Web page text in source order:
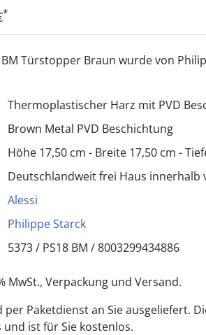
*
BM Türstopper Braun wurde von
Thermoplastischer Harz mit PVD
Brown Metal PVD Beschichtung
Höhe 17,50 cm - Breite 17,50 cm -
Deutschlandweit frei Haus innerhalb
Alessi
Philippe Starck
5373 / PS18 BM/8003299434886
MwSt., Verpackung und Versand.
per Paketdienst an Sie ausgeliefert.
ist für Sie kostenlos.